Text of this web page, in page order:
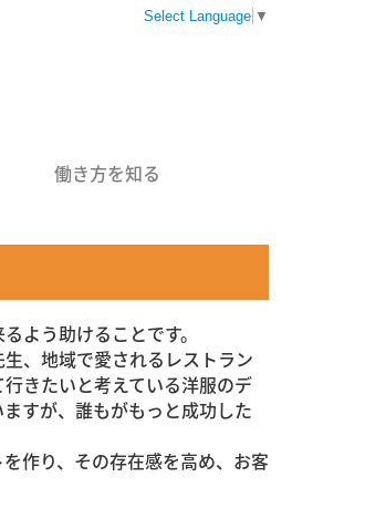
Select Language ▼
働き方を知る
よう助けることです。
、地域で愛されるレストラン
きたいと考えている洋服のデ
すが、誰もがもっと成功した
作り、その存在感を高め、お客